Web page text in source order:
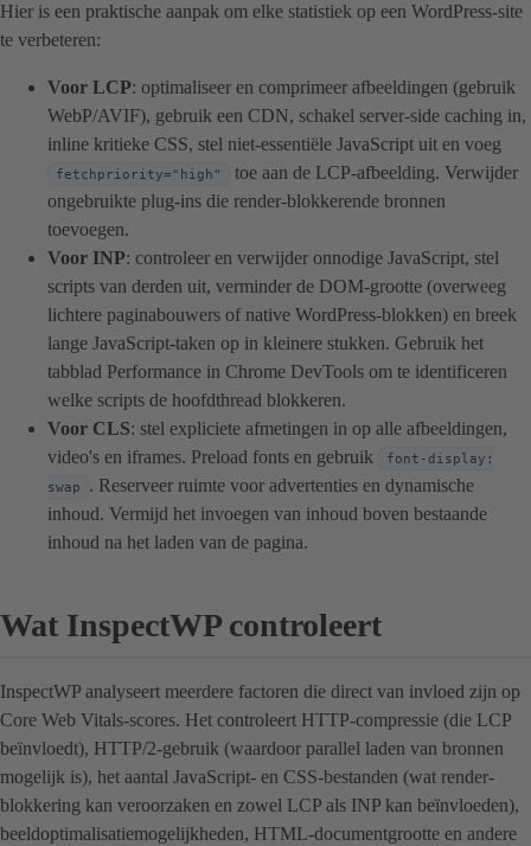
Hier is een praktische aanpak om elke statistiek op een WordPress-site
te verbeteren:
Voor LCP: optimaliseer en comprimeer afbeeldingen (gebruik
WebP/AVIF), gebruik een CDN, schakel server-side caching in,
inline kritieke CSS, stel niet-essentiële JavaScript uit en voeg
fetchpriority="high"
toe aan de LCP-afbeelding. Verwijder
ongebruikte plug-ins die render-blokkerende bronnen
toevoegen.
Voor INP: controleer en verwijder onnodige JavaScript, stel
scripts van derden uit, verminder de DOM-grootte (overweeg
lichtere paginabouwers of native WordPress-blokken) en breek
lange JavaScript-taken op in kleinere stukken. Gebruik het
tabblad Performance in Chrome DevTools om te identificeren
welke scripts de hoofdthread blokkeren.
Voor CLS: stel expliciete afmetingen in op alle afbeeldingen,
video's en iframes. Preload fonts en gebruik
font-display:
swap
. Reserveer ruimte voor advertenties en dynamische
inhoud. Vermijd het invoegen van inhoud boven bestaande
inhoud na het laden van de pagina.
Wat InspectWP controleert
InspectWP analyseert meerdere factoren die direct van invloed zijn op
Core Web Vitals-scores. Het controleert HTTP-compressie (die LCP
beïnvloedt), HTTP/2-gebruik (waardoor parallel laden van bronnen
mogelijk is), het aantal JavaScript- en CSS-bestanden (wat render-
blokkering kan veroorzaken en zowel LCP als INP kan beïnvloeden),
beeldoptimalisatiemogelijkheden, HTML-documentgrootte en andere